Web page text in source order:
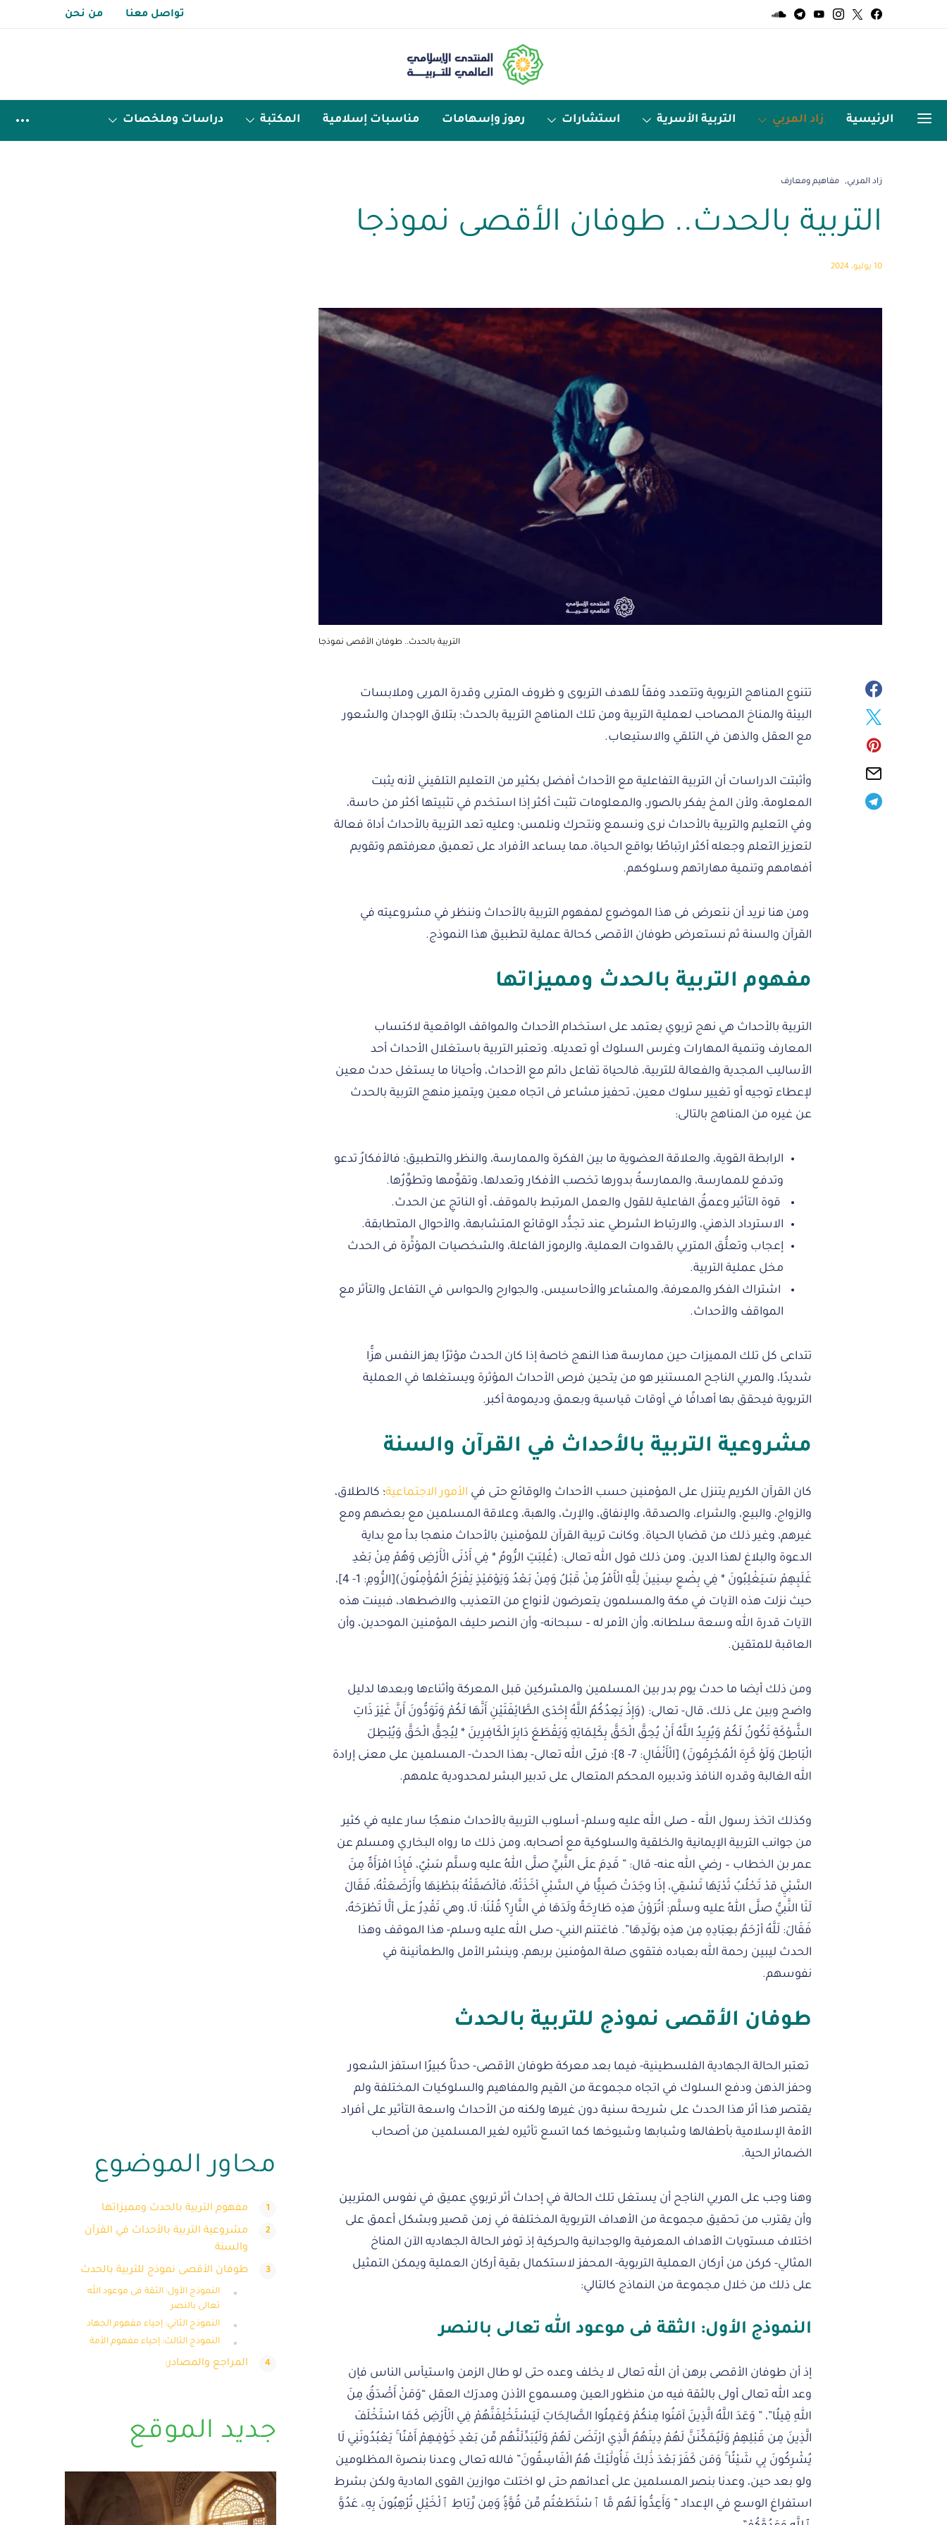
تواصل معنا من نحن
الرئيسية زاد المربي التربية الأسرية استشارات رموز وإسهامات مناسبات إسلامية المكتبة دراسات وملخصات
زاد المربي مفاهيم ومعارف
التربية بالحدث.. طوفان الأقصى نموذجا
10 يوليو، 2024
التربية بالحدث.. طوفان الأقصى نموذجا
تتنوع المناهج التربوية وتتعدد وفقاً للهدف التربوى و ظروف المتربى وقدرة المربى وملابسات
البيئة والمناخ المصاحب لعملية التربية ومن تلك المناهج التربية بالحدث؛ بتلاق الوجدان والشعور
مع العقل والذهن في التلقي والاستيعاب.
وأثبتت الدراسات أن التربية التفاعلية مع الأحداث أفضل بكثير من التعليم التلقيني لأنه يثبت
المعلومة، ولأن المخ يفكر بالصور، والمعلومات تثبت أكثر إذا استخدم في تثبيتها أكثر من حاسة،
وفي التعليم والتربية بالأحداث نرى ونسمع ونتحرك ونلمس؛ وعليه تعد التربية بالأحداث أداة فعالة
لتعزيز التعلم وجعله أكثر ارتباطًا بواقع الحياة، مما يساعد الأفراد على تعميق معرفتهم وتقويم
أفهامهم وتنمية مهاراتهم وسلوكهم.
ومن هنا نريد أن نتعرض فى هذا الموضوع لمفهوم التربية بالأحداث وننظر في مشروعيته في
القرآن والسنة ثم نستعرض طوفان الأقصى كحالة عملية لتطبيق هذا النموذج.
مفهوم التربية بالحدث ومميزاتها
التربية بالأحداث هي نهج تربوي يعتمد على استخدام الأحداث والمواقف الواقعية لاكتساب
المعارف وتنمية المهارات وغرس السلوك أو تعديله. وتعتبر التربية باستغلال الأحداث أحد
الأساليب المجدية والفعالة للتربية، فالحياة تفاعل دائم مع الأحداث، وأحيانا ما يستغل حدث معين
لإعطاء توجيه أو تغيير سلوك معين، تحفيز مشاعر فى اتجاه معين ويتميز منهج التربية بالحدث
عن غيره من المناهج بالتالى:
الرابطة القوية، والعلاقة العضوية ما بين الفكرة والممارسة، والنظر والتطبيق؛ فالأفكارُ تدعو
وتدفع للممارسة، والممارسةُ بدورها تخصب الأفكار وتعدلها، وتقوِّمها وتطوِّرُها.
قوة التأثير وعمقُ الفاعلية للقول والعمل المرتبط بالموقف، أو الناتجِ عن الحدث.
الاسترداد الذهني، والارتباط الشرطي عند تجدُّد الوقائع المتشابهة، والأحوال المتطابقة.
إعجاب وتعلُّق المتربي بالقدوات العملية، والرموز الفاعلة، والشخصيات المؤثِّرة فى الحدث
مخل عملية التربية.
اشتراك الفكر والمعرفة، والمشاعر والأحاسيس، والجوارح والحواس في التفاعل والتأثر مع
المواقف والأحداث.
تتداعى كل تلك المميزات حين ممارسة هذا النهج خاصة إذا كان الحدث مؤثرًا يهز النفس هزًّا
شديدًا، والمربي الناجح المستنير هو من يتحين فرص الأحداث المؤثرة ويستغلها في العملية
التربوية فيحقق بها أهدافًا في أوقات قياسية وبعمق وديمومة أكبر.
مشروعية التربية بالأحداث في القرآن والسنة
كان القرآن الكريم يتنزل على المؤمنين حسب الأحداث والوقائع حتى في الأمور الاجتماعية؛ كالطلاق،
والزواج، والبيع، والشراء، والصدقة، والإنفاق، والإرث، والهبة، وعلاقة المسلمين مع بعضهم ومع
غيرهم، وغير ذلك من قضايا الحياة. وكانت تربية القرآن للمؤمنين بالأحداث منهجا بدأ مع بداية
الدعوة والبلاغ لهذا الدين. ومن ذلك قول الله تعالى: (غُلِبَتِ الرُّومُ * فِي أَدْنَى الْأَرْضِ وَهُمْ مِنْ بَعْدِ
غَلَبِهِمْ سَيَغْلِبُونَ * فِي بِضْعِ سِنِينَ لِلَّهِ الْأَمْرُ مِنْ قَبْلُ وَمِنْ بَعْدُ وَيَوْمَئِذٍ يَفْرَحُ الْمُؤْمِنُونَ)[الرُّومِ: 1- 4]،
حيث نزلت هذه الآيات في مكة والمسلمون يتعرضون لأنواع من التعذيب والاضطهاد، فبينت هذه
الآيات قدرة الله وسعة سلطانه، وأن الأمر له – سبحانه- وأن النصر حليف المؤمنين الموحدين، وأن
العاقبة للمتقين.
ومن ذلك أيضا ما حدث يوم بدر بين المسلمين والمشركين قبل المعركة وأثناءها وبعدها لدليل
واضح وبين على ذلك، قال- تعالى: (وَإِذْ يَعِدُكُمُ اللَّهُ إِحْدَى الطَّائِفَتَيْنِ أَنَّهَا لَكُمْ وَتَوَدُّونَ أَنَّ غَيْرَ ذَاتِ
الشَّوْكَةِ تَكُونُ لَكُمْ وَيُرِيدُ اللَّهُ أَنْ يُحِقَّ الْحَقَّ بِكَلِمَاتِهِ وَيَقْطَعَ دَابِرَ الْكَافِرِينَ * لِيُحِقَّ الْحَقَّ وَيُبْطِلَ
الْبَاطِلَ وَلَوْ كَرِهَ الْمُجْرِمُونَ) [الْأَنْفَالِ: 7- 8]؛ فربّى الله تعالى- بهذا الحدث- المسلمين على معنى إرادة
الله الغالبة وقدره النافذ وتدبيره المحكم المتعالى على تدبير البشر لمحدودية علمهم.
وكذلك اتخذ رسول الله – صلى الله عليه وسلم- أسلوب التربية بالأحداث منهجًا سار عليه في كثير
من جوانب التربية الإيمانية والخلقية والسلوكية مع أصحابه، ومن ذلك ما رواه البخاري ومسلم عن
عمر بن الخطاب – رضي الله عنه- قال: ” قَدِمَ علَى النَّبيِّ صلَّى اللهُ عليه وسلَّم سَبْيٌ، فَإِذَا امْرَأَةٌ مِنَ
السَّبْيِ قدْ تَحْلُبُ ثَدْيَهَا تَسْقِي، إذَا وجَدَتْ صَبِيًّا في السَّبْيِ أخَذَتْهُ، فألْصَقَتْهُ ببَطْنِهَا وأَرْضَعَتْهُ، فَقَالَ
لَنَا النَّبيُّ صلَّى اللهُ عليه وسلَّم: أتُرَوْنَ هذِه طَارِحَةً ولَدَهَا في النَّارِ؟ قُلْنَا: لَا، وهي تَقْدِرُ علَى ألَّا تَطْرَحَهُ،
فَقَالَ: لَلَّهُ أرْحَمُ بعِبَادِهِ مِن هذِه بوَلَدِهَا”. فاغتنم النبي- صلى الله عليه وسلم- هذا الموقف وهذا
الحدث ليبين رحمة الله بعباده فتقوى صلة المؤمنين بربهم، وينشر الأمل والطمأنينة في
نفوسهم.
طوفان الأقصى نموذج للتربية بالحدث
تعتبر الحالة الجهادية الفلسطينية- فيما بعد معركة طوفان الأقصى- حدثاً كبيرًا استفز الشعور
وحفز الذهن ودفع السلوك في اتجاه مجموعة من القيم والمفاهيم والسلوكيات المختلفة ولم
يقتصر هذا أثر هذا الحدث على شريحة سنية دون غيرها ولكنه من الأحداث واسعة التأثير على أفراد
الأمة الإسلامية بأطفالها وشبابها وشيوخها كما اتسع تأثيره لغير المسلمين من أصحاب
الضمائر الحية.
وهنا وجب على المربي الناجح أن يستغل تلك الحالة في إحداث أثر تربوي عميق في نفوس المتربين
وأن يقترب من تحقيق مجموعة من الأهداف التربوية المختلفة في زمن قصير وبشكل أعمق على
اختلاف مستويات الأهداف المعرفية والوجدانية والحركية إذ توفر الحالة الجهاديه الآن المناخ
المثالي- كركن من أركان العملية التربوية- المحفز لاستكمال بقية أركان العملية ويمكن التمثيل
على ذلك من خلال مجموعة من النماذج كالتالي:
النموذج الأول: الثقة فى موعود الله تعالى بالنصر
إذ أن طوفان الأقصى برهن أن الله تعالى لا يخلف وعده حتى لو طال الزمن واستيأس الناس فإن
وعد الله تعالى أولى بالثقة فيه من منظور العين ومسموع الأذن ومدرَك العقل “وَمَنْ أَصَْدَقُ مِنَ
اللهِ قِيلُا”، ” وَعَدَ اللَّهُ الَّذِينَ آمَنُوا مِنكُمْ وَعَمِلُوا الصَّالِحَاتِ لَيَسْتَخْلِفَنَّهُمْ فِي الْأَرْضِ كَمَا اسْتَخْلَفَ
الَّذِينَ مِن قَبْلِهِمْ وَلَيُمَكِّنَنَّ لَهُمْ دِينَهُمُ الَّذِي ارْتَضَىٰ لَهُمْ وَلَيُبَدِّلَنَّهُم مِّن بَعْدِ خَوْفِهِمْ أَمْنًا ۚ يَعْبُدُونَنِي لَا
يُشْرِكُونَ بِي شَيْئًا ۚ وَمَن كَفَرَ بَعْدَ ذَٰلِكَ فَأُولَٰئِكَ هُمُ الْفَاسِقُونَ” فالله تعالى وعدنا بنصرة المظلومين
ولو بعد حين، وعدنا بنصر المسلمين على أعدائهم حتى لو اختلت موازين القوى المادية ولكن بشرط
استفراغ الوسع في الإعداد ” وَأَعِدُّواْ لَهُم مَّا ٱسْتَطَعْتُم مِّن قُوَّةٍۢ وَمِن رِّبَاطِ ٱلْخَيْلِ تُرْهِبُونَ بِهِۦ عَدُوَّ
محاور الموضوع
مفهوم التربية بالحدث ومميزاتها
مشروعية التربية بالأحداث في القرآن
والسنة
طوفان الأقصى نموذج للتربية بالحدث
النموذج الأول: الثقة فى موعود الله
تعالى بالنصر
النموذج الثاني: إحياء مفهوم الجهاد
النموذج الثالث: إحياء مفهوم الأمة
المراجع والمصادر:
جديد الموقع